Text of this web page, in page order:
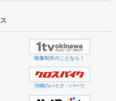
映像制作のことなら！
沖縄のバイク・パーツ